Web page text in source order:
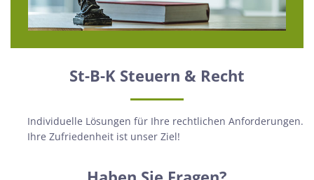
St-B-K Steuern & Recht
Individuelle Lösungen für Ihre rechtlichen Anforderungen.
Ihre Zufriedenheit ist unser Ziel!